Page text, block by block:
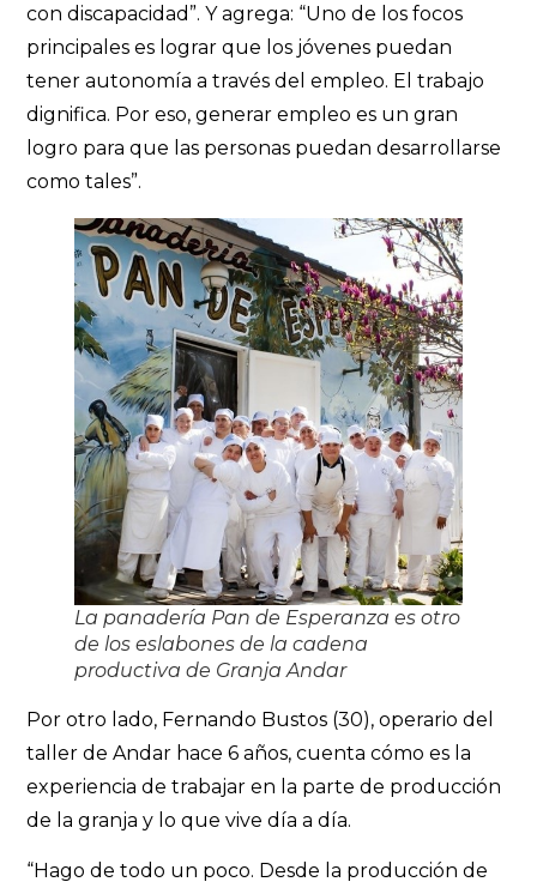
con discapacidad”. Y agrega: “Uno de los focos
principales es lograr que los jóvenes puedan
tener autonomía a través del empleo. El trabajo
dignifica. Por eso, generar empleo es un gran
logro para que las personas puedan desarrollarse
como tales”.
La panadería Pan de Esperanza es otro
de los eslabones de la cadena
productiva de Granja Andar
Por otro lado, Fernando Bustos (30), operario del
taller de Andar hace 6 años, cuenta cómo es la
experiencia de trabajar en la parte de producción
de la granja y lo que vive día a día.
“Hago de todo un poco. Desde la producción de